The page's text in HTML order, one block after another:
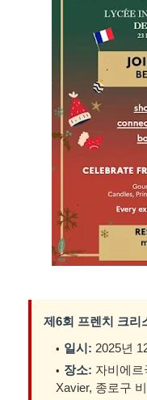
제6회 프렌치 크리
일시: 2025년
장소: 자비에르
Xavier, 종로구